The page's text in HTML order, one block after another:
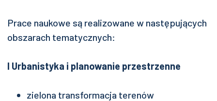
Prace naukowe są realizowane w następujących
obszarach tematycznych:
I Urbanistyka i planowanie przestrzenne
zielona transformacja terenów